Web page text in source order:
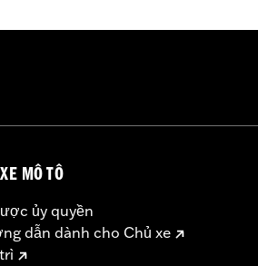
MÔ TÔ
ủy quyền
dẫn dành cho Chủ xe